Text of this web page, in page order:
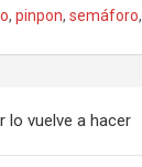
, pinpon, semáforo,
lo vuelve a hacer